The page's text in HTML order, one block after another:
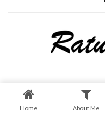
Home About Me